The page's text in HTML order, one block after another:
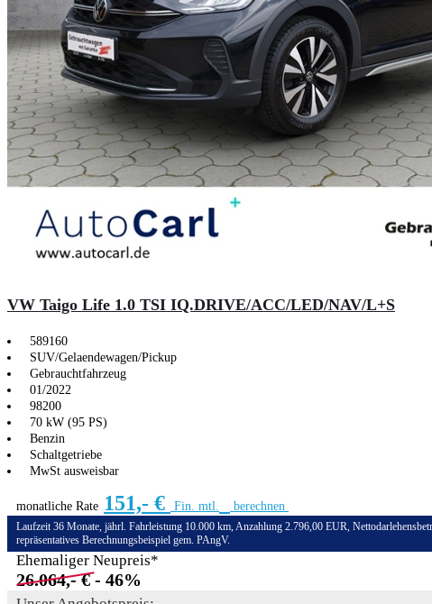
VW Taigo Life 1.0 TSI IQ.DRIVE/ACC/LED/NAV/L+S
589160
SUV/Gelaendewagen/Pickup
Gebrauchtfahrzeug
01/2022
98200
70 kW (95 PS)
Benzin
Schaltgetriebe
MwSt ausweisbar
monatliche Rate 151,- € Fin. mtl. berechnen
Laufzeit 36 Monate, jährl. Fahrleistung 10.000 km, Anzahlung 2.796,00 EUR,
repräsentatives Berechnungsbeispiel gem. PAngV.
Ehemaliger Neupreis*
26.064,- € - 46%